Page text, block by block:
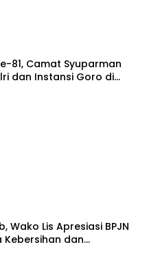
81, Camat Syuparman
dan Instansi Goro di
Wako Lis Apresiasi BPJN
Kebersihan dan